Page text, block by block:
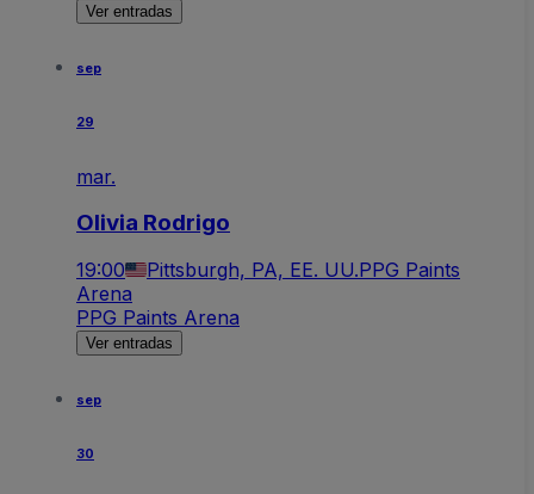
Ver entradas
sep
29
mar.
Olivia Rodrigo
19:00 Pittsburgh, PA, EE. UU.PPG Paints
Arena
PPG Paints Arena
Ver entradas
sep
30